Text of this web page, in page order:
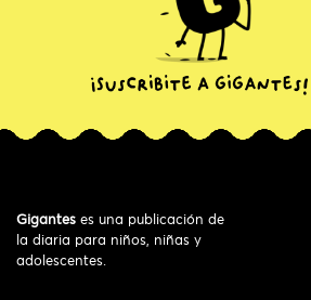
Gigantes es una publicación de
la diaria para niños, niñas y
adolescentes.